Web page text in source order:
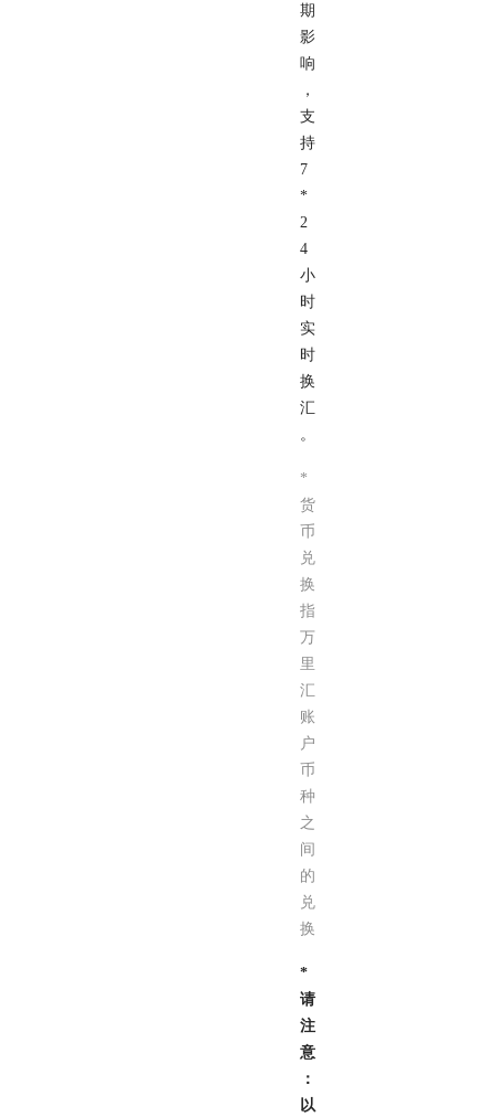
期
影
响
，
支
持
7
*
2
4
小
时
实
时
换
汇
。
*
货
币
兑
换
指
万
里
汇
账
户
币
种
之
间
的
兑
换
*
请
注
意
：
以